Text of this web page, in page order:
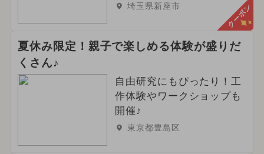
埼玉県新座市 クーポン
夏休み限定！親子で楽しめる体験が盛りだ
くさん♪
自由研究にもぴったり！工
作体験やワークショップも
開催♪
東京都豊島区